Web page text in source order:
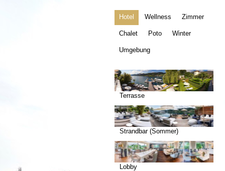
Hotel Wellness Zimmer
Chalet Poto Winter
Umgebung
Terrasse
Strandbar (Sommer)
Lobby